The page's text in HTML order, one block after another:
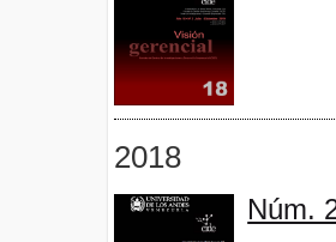
2018
Núm.